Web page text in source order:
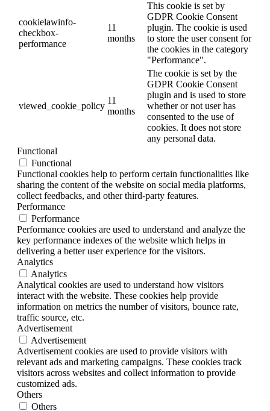
cookielawinfo-
checkbox-
performance
11
months
This cookie is set by
GDPR Cookie Consent
plugin. The cookie is used
to store the user consent for
the cookies in the category
"Performance".
viewed_cookie_policy
11
months
The cookie is set by the
GDPR Cookie Consent
plugin and is used to store
whether or not user has
consented to the use of
cookies. It does not store
any personal data.
Functional
Functional
Functional cookies help to perform certain functionalities like
sharing the content of the website on social media platforms,
collect feedbacks, and other third-party features.
Performance
Performance
Performance cookies are used to understand and analyze the
key performance indexes of the website which helps in
delivering a better user experience for the visitors.
Analytics
Analytics
Analytical cookies are used to understand how visitors
interact with the website. These cookies help provide
information on metrics the number of visitors, bounce rate,
traffic source, etc.
Advertisement
Advertisement
Advertisement cookies are used to provide visitors with
relevant ads and marketing campaigns. These cookies track
visitors across websites and collect information to provide
customized ads.
Others
Others